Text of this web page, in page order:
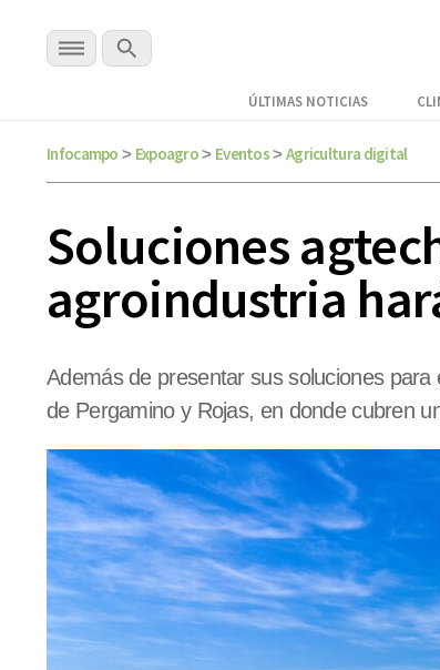
ÚLTIMAS NOTICIAS
Infocampo > Expoagro> Eventos> Agricultura digital
Soluciones
agroindustria
Además de presentar sus soluciones
de Pergamino y Rojas, en donde cubren